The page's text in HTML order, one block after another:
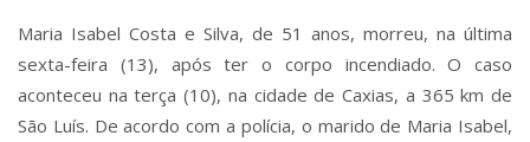
Maria Isabel Costa e Silva, de 51 anos, morreu, na última
sexta-feira (13), após ter o corpo incendiado. O caso
aconteceu na terça (10), na cidade de Caxias, a 365 km de
São Luís. De acordo com a polícia, o marido de Maria Isabel,